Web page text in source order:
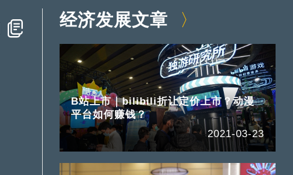
经济发展文章
B站上市｜bilibili折让定价上市？动漫
平台如何赚钱？
2021-03-23